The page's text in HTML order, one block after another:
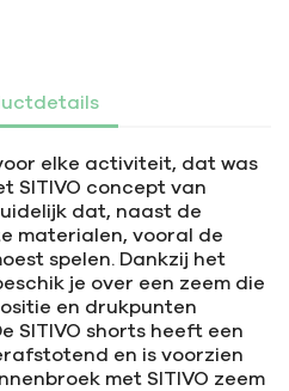
elke activiteit, dat was
SITIVO concept van
dat, naast de
materialen, vooral de
spelen. Dankzij het
je over een zeem die
en drukpunten
SITIVO shorts heeft een
en is voorzien
met SITIVO zeem